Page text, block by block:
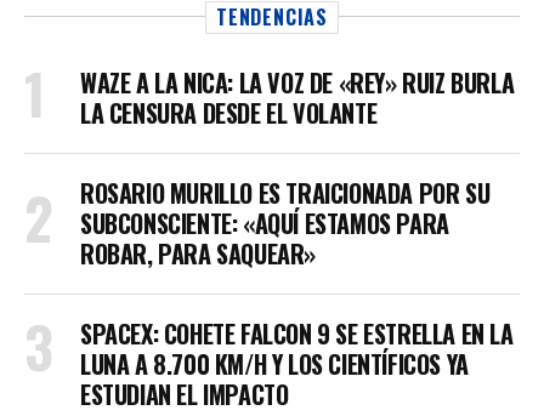
TENDENCIAS
WAZE A LA NICA: LA VOZ DE «REY» RUIZ BURLA
LA CENSURA DESDE EL VOLANTE
ROSARIO MURILLO ES TRAICIONADA POR SU
SUBCONSCIENTE: «AQUÍ ESTAMOS PARA
ROBAR, PARA SAQUEAR»
SPACEX: COHETE FALCON 9 SE ESTRELLA EN LA
LUNA A 8.700 KM/H Y LOS CIENTÍFICOS YA
ESTUDIAN EL IMPACTO